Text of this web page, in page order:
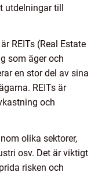
till
REITs (Real Estate
som äger och
en stor del av sina
REITs är
och
olika sektorer,
osv. Det är viktigt
risken och